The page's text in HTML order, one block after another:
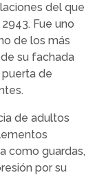
del que
Fue uno
de los más
su fachada
puerta de
de adultos
como guardas,
por su